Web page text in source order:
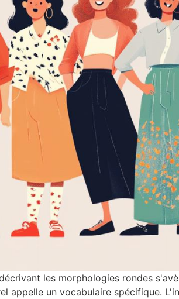
les morphologies rondes
appelle un vocabulaire spécifique.